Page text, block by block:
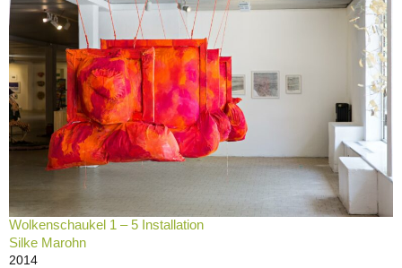
Wolkenschaukel 1 – 5 Installation
Silke Marohn
2014